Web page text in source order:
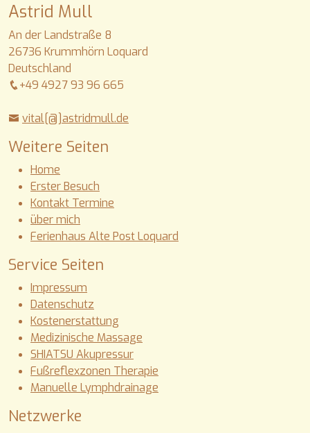
Astrid Mull
An der Landstraße 8
26736 Krummhörn Loquard
Deutschland
+49 4927 93 96 665
vital[@]astridmull.de
Weitere Seiten
Home
Erster Besuch
Kontakt Termine
über mich
Ferienhaus Alte Post Loquard
Service Seiten
Impressum
Datenschutz
Kostenerstattung
Medizinische Massage
SHIATSU Akupressur
Fußreflexzonen Therapie
Manuelle Lymphdrainage
Netzwerke